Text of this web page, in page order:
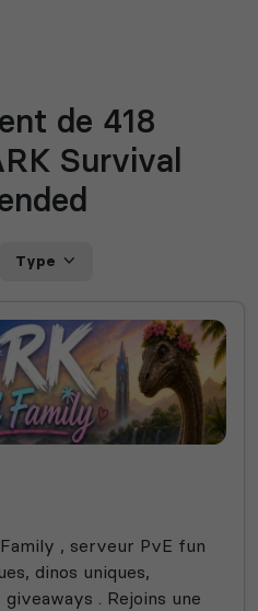
de 418
Survival
Type
, serveur PvE fun
dinos uniques,
. Rejoins une